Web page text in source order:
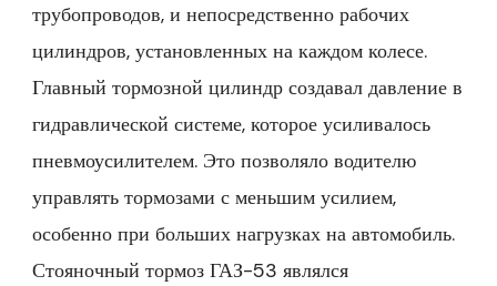
трубопроводов, и непосредственно рабочих
цилиндров, установленных на каждом колесе.
Главный тормозной цилиндр создавал давление в
гидравлической системе, которое усиливалось
пневмоусилителем. Это позволяло водителю
управлять тормозами с меньшим усилием,
особенно при больших нагрузках на автомобиль.
Стояночный тормоз ГАЗ-53 являлся